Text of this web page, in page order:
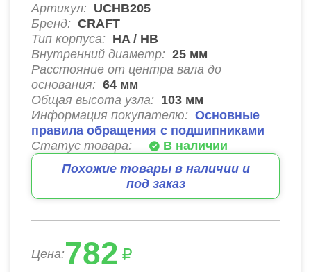
Артикул: UCHB205
Бренд: CRAFT
Тип корпуса: HA / HB
Внутренний диаметр: 25 мм
Расстояние от центра вала до
основания: 64 мм
Общая высота узла: 103 мм
Информация покупателю: Основные
правила обращения с подшипниками
Статус товара:
В наличии
Похожие товары в наличии и
под заказ
Цена:782